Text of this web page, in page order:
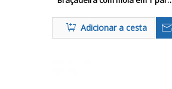
Adicionar a cesta